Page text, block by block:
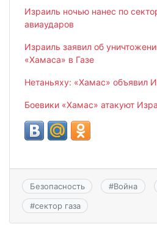
Израиль ночью нанес по
авиаударов
Израиль заявил об
«Хамаса» в Газе
Нетаньяху: «Хамас» объявил
Боевики «Хамас» атакуют
Безопасность #Война
#сектор газа